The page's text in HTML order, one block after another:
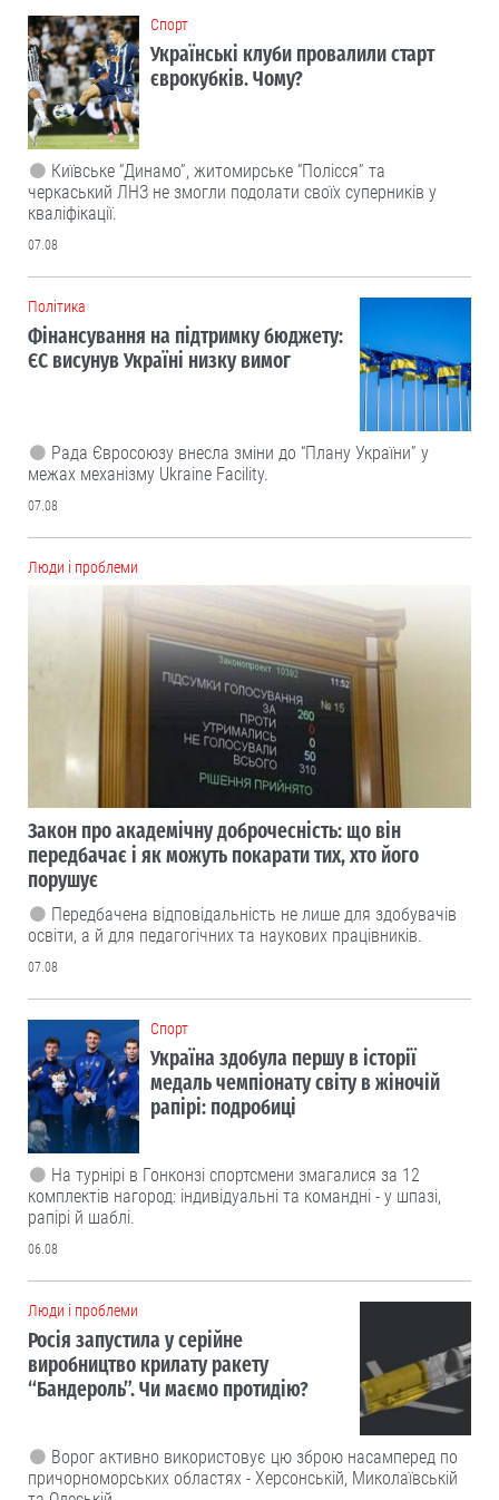
Cпорт
Українські клуби провалили старт
єврокубків. Чому?
Київське “Динамо”, житомирське “Полісся” та
черкаський ЛНЗ не змогли подолати своїх суперників у
кваліфікації.
07.08
Політика
Фінансування на підтримку бюджету:
ЄС висунув Україні низку вимог
Рада Євросоюзу внесла зміни до “Плану України” у
межах механізму Ukraine Facility.
07.08
Люди і проблеми
Закон про академічну доброчесність: що він
передбачає і як можуть покарати тих, хто його
порушує
Передбачена відповідальність не лише для здобувачів
освіти, а й для педагогічних та наукових працівників.
07.08
Cпорт
Україна здобула першу в історії
медаль чемпіонату світу в жіночій
рапірі: подробиці
На турнірі в Гонконзі спортсмени змагалися за 12
комплектів нагород: індивідуальні та командні - у шпазі,
рапірі й шаблі.
06.08
Люди і проблеми
Росія запустила у серійне
виробництво крилату ракету
“Бандероль”. Чи маємо протидію?
Ворог активно використовує цю зброю насамперед по
причорноморських областях - Херсонській, Миколаївській